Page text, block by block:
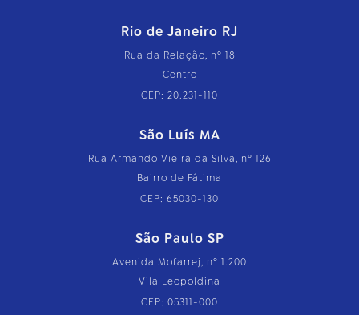
Rio de Janeiro RJ
Rua da Relação, nº 18
Centro
CEP: 20.231-110
São Luís MA
Rua Armando Vieira da Silva, nº 126
Bairro de Fátima
CEP: 65030-130
São Paulo SP
Avenida Mofarrej, nº 1.200
Vila Leopoldina
CEP: 05311-000